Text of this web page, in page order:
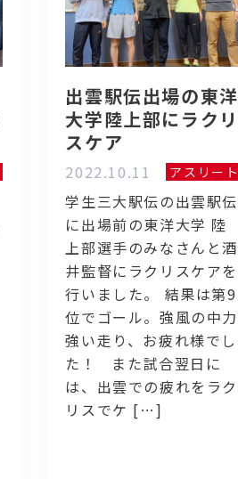
出雲駅伝出場の東洋
大学陸上部にラクリ
スケア
2022.10.11 アスリート
学生三大駅伝の出雲駅伝
に出場前の東洋大学 陸
上部選手のみなさんと酒
井監督にラクリスケアを
行いました。 結果は第9
位でゴール。強風の中力
強い走り、お疲れ様でし
た！ また試合翌日に
は、出雲での疲れをラク
リスでケ […]